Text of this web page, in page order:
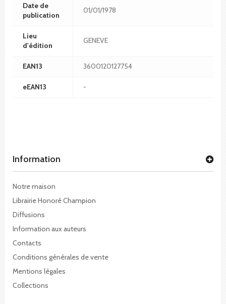
Date de
publication
01/01/1978
Lieu
d'édition
GENEVE
EAN13 3600120127754
eEAN13 -
Information
Notre maison
Librairie Honoré Champion
Diffusions
Information aux auteurs
Contacts
Conditions générales de vente
Mentions légales
Collections